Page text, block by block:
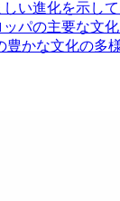
い進化を示し
パの主要な文
豊かな文化の多